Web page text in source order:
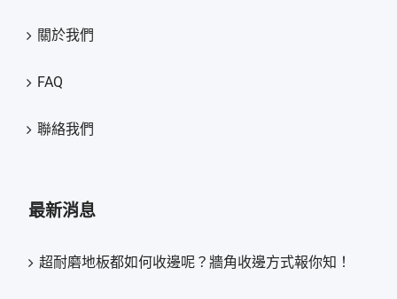
關於我們
FAQ
聯絡我們
最新消息
超耐磨地板都如何收邊呢？牆角收邊方式報你知！